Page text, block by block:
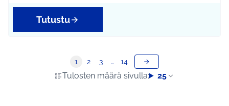
Tutustu
Tulosten määrä sivulla: 25
1 2 3 … 14